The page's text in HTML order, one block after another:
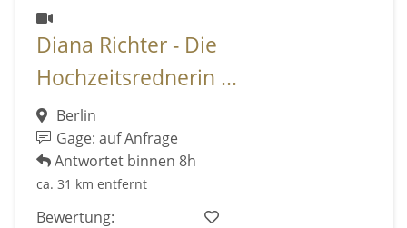
Diana Richter - Die
Hochzeitsrednerin ...
Berlin
Gage: auf Anfrage
Antwortet binnen 8h
ca. 31 km entfernt
Bewertung: